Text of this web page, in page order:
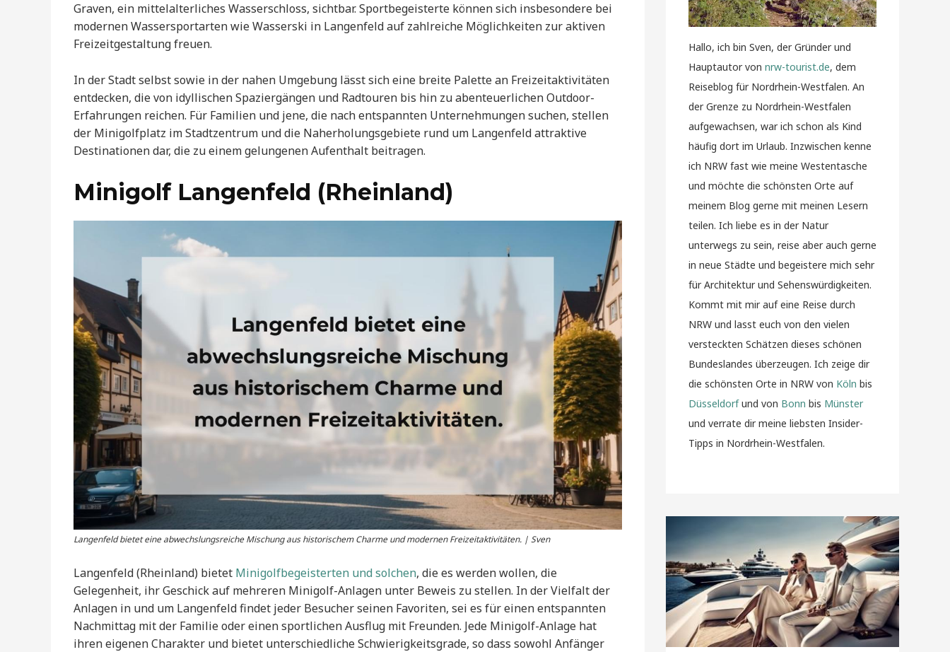
Graven, ein mittelalterliches Wasserschloss, sichtbar. Sportbegeisterte können sich insbesondere bei
modernen Wassersportarten wie Wasserski in Langenfeld auf zahlreiche Möglichkeiten zur aktiven
Freizeitgestaltung freuen.
In der Stadt selbst sowie in der nahen Umgebung lässt sich eine breite Palette an Freizeitaktivitäten
entdecken, die von idyllischen Spaziergängen und Radtouren bis hin zu abenteuerlichen Outdoor-
Erfahrungen reichen. Für Familien und jene, die nach entspannten Unternehmungen suchen, stellen
der Minigolfplatz im Stadtzentrum und die Naherholungsgebiete rund um Langenfeld attraktive
Destinationen dar, die zu einem gelungenen Aufenthalt beitragen.
Minigolf Langenfeld (Rheinland)
Langenfeld bietet eine abwechslungsreiche Mischung aus historischem Charme und modernen Freizeitaktivitäten. | Sven
Langenfeld (Rheinland) bietet Minigolfbegeisterten und solchen, die es werden wollen, die
Gelegenheit, ihr Geschick auf mehreren Minigolf-Anlagen unter Beweis zu stellen. In der Vielfalt der
Anlagen in und um Langenfeld findet jeder Besucher seinen Favoriten, sei es für einen entspannten
Nachmittag mit der Familie oder einen sportlichen Ausflug mit Freunden. Jede Minigolf-Anlage hat
ihren eigenen Charakter und bietet unterschiedliche Schwierigkeitsgrade, so dass sowohl Anfänger
Hallo, ich bin Sven, der Gründer und
Hauptautor von nrw-tourist.de, dem
Reiseblog für Nordrhein-Westfalen. An
der Grenze zu Nordrhein-Westfalen
aufgewachsen, war ich schon als Kind
häufig dort im Urlaub. Inzwischen kenne
ich NRW fast wie meine Westentasche
und möchte die schönsten Orte auf
meinem Blog gerne mit meinen Lesern
teilen. Ich liebe es in der Natur
unterwegs zu sein, reise aber auch gerne
in neue Städte und begeistere mich sehr
für Architektur und Sehenswürdigkeiten.
Kommt mit mir auf eine Reise durch
NRW und lasst euch von den vielen
versteckten Schätzen dieses schönen
Bundeslandes überzeugen. Ich zeige dir
die schönsten Orte in NRW von Köln bis
Düsseldorfund von Bonn bis Münster
und verrate dir meine liebsten Insider-
Tipps in Nordrhein-Westfalen.